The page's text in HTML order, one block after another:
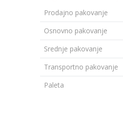
Prodajno pakovanje
Osnovno pakovanje
Srednje pakovanje
Transportno pakovanje
Paleta